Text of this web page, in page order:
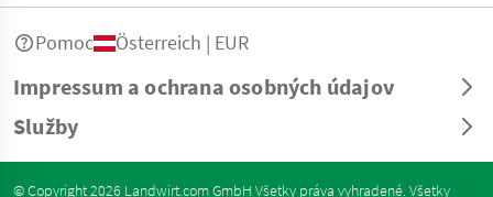
Impressum a ochrana osobných údajov
Služby
Pomoc Österreich | EUR
© Copyright 2026 Landwirt.com GmbH Všetky práva vyhradené. Všetky